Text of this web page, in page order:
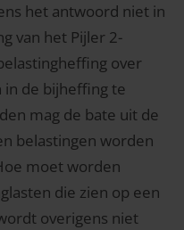
het antwoord niet in
van het Pijler 2-
over
in de bijheffing te
mag de bate uit de
belastingen worden
moet worden
die zien op een
overigens niet